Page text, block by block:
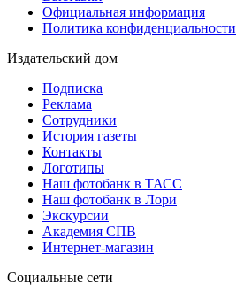
Официальная информация
Политика конфиденциальности
Издательский дом
Подписка
Реклама
Сотрудники
История газеты
Контакты
Логотипы
Наш фотобанк в ТАСС
Наш фотобанк в Лори
Экскурсии
Академия СПВ
Интернет-магазин
Социальные сети